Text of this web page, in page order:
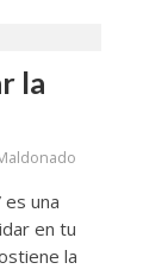
la
es una
en tu
la